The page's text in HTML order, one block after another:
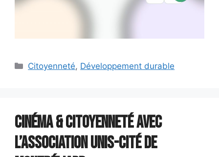
Catégories
Citoyenneté, Développement durable
Cinéma & Citoyenneté avec
l’association UNIS-cité de